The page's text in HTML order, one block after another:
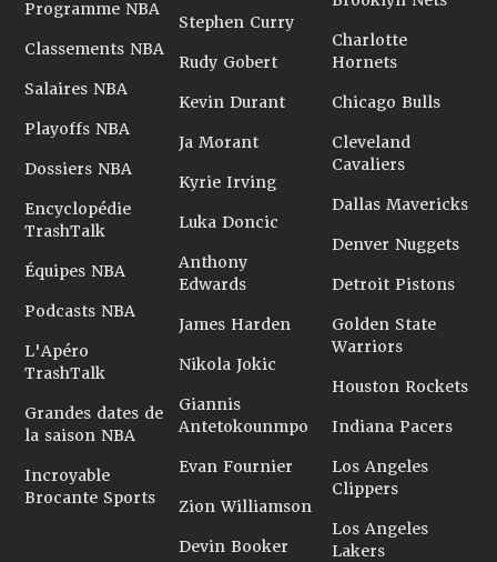
Programme NBA
Classements NBA
Salaires NBA
Playoffs NBA
Dossiers NBA
Encyclopédie
TrashTalk
Équipes NBA
Podcasts NBA
L'Apéro
TrashTalk
Grandes dates de
la saison NBA
Incroyable
Brocante Sports
Stephen Curry
Rudy Gobert
Kevin Durant
Ja Morant
Kyrie Irving
Luka Doncic
Anthony
Edwards
James Harden
Nikola Jokic
Giannis
Antetokounmpo
Evan Fournier
Zion Williamson
Devin Booker
Charlotte
Hornets
Chicago Bulls
Cleveland
Cavaliers
Dallas Mavericks
Denver Nuggets
Detroit Pistons
Golden State
Warriors
Houston Rockets
Indiana Pacers
Los Angeles
Clippers
Los Angeles
Lakers